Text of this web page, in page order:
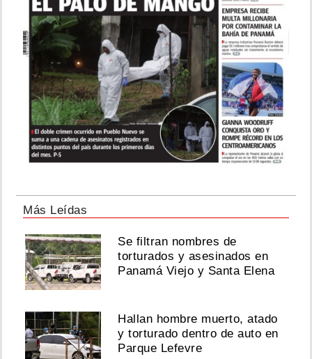
Más Leídas
Se filtran nombres de
torturados y asesinados en
Panamá Viejo y Santa Elena
Hallan hombre muerto, atado
y torturado dentro de auto en
Parque Lefevre